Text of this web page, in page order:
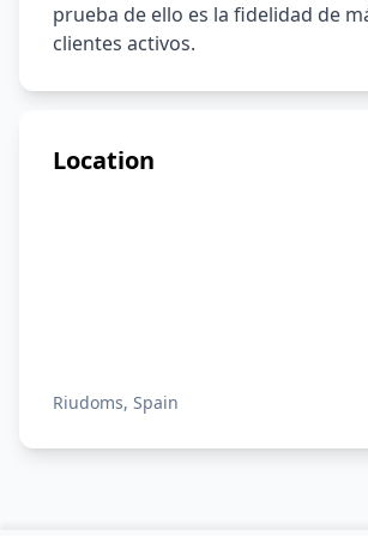
prueba de ello es la fidelidad de
clientes activos.
Location
Riudoms, Spain